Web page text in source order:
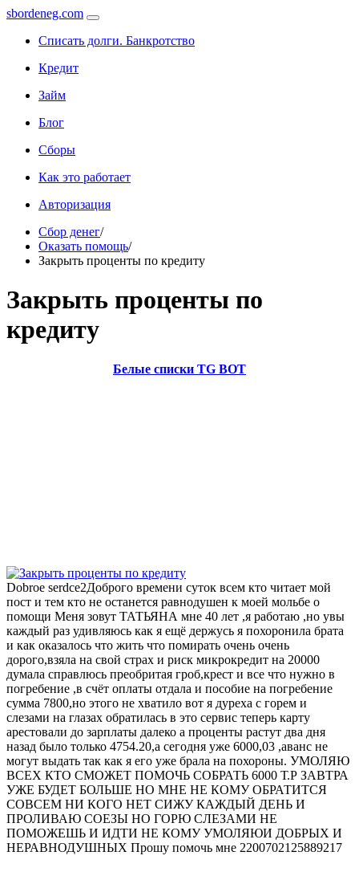
sbordeneg.com
Списать долги. Банкротство
Кредит
Займ
Блог
Сборы
Как это работает
Авторизация
Сбор денег/
Оказать помощь/
Закрыть проценты по кредиту
Закрыть проценты по
кредиту
Белые списки TG BOT
Dobroe serdce2Доброго времени суток всем кто читает мой
пост и тем кто не останется равнодушен к моей мольбе о
помощи Меня зовут ТАТЬЯНА мне 40 лет ,я работаю ,но увы
каждый раз удивляюсь как я ещё держусь я похоронила брата
и как оказалось что жить что помирать очень очень
дорого,взяла на свой страх и риск микрокредит на 20000
думала справлюсь преобритая гроб,крест и все что нужно в
погребение ,в счёт оплаты отдала и пособие на погребение
сумма 7800,но этого не хватило вот я дуреха с горем и
слезами на глазах обратилась в это сервис теперь карту
арестовали до зарплаты далеко а проценты растут два дня
назад было только 4754.20,а сегодня уже 6000,03 ,аванс не
могут выдать так как я его уже брала на похороны. УМОЛЯЮ
ВСЕХ КТО СМОЖЕТ ПОМОЧЬ СОБРАТЬ 6000 Т.Р ЗАВТРА
УЖЕ БУДЕТ БОЛЬШЕ НО МНЕ НЕ КОМУ ОБРАТИТСЯ
СОВСЕМ НИ КОГО НЕТ СИЖУ КАЖДЫЙ ДЕНЬ И
ПРОЛИВАЮ СОЕЗЫ НО ГОРЮ СЛЕЗАМИ НЕ
ПОМОЖЕШЬ И ИДТИ НЕ КОМУ УМОЛЯЮИ ДОБРЫХ И
НЕРАВНОДУШНЫХ Прошу помочь мне 2200702125889217